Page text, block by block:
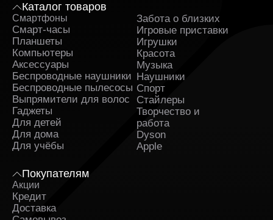
Каталог товаров
Смартфоны
Смарт-часы
Планшеты
Компьютеры
Аксессуары
Беспроводные наушники
Беспроводные пылесосы
Выпрямители для волос
Гаджеты
Для детей
Для дома
Для учёбы
Забота о близких
Игровые приставки
Игрушки
Красота
Музыка
Наушники
Спорт
Стайлеры
Творчество и
работа
Dyson
Apple
Покупателям
Акции
Кредит
Доставка